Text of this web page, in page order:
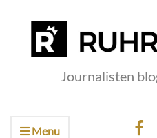
Journalisten
Menu